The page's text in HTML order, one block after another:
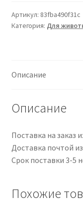
NERA
600
Артикул: 83fba490f31c
Категория: Для
Описание
Описание
Поставка на заказ
Доставка почтой
Срок поставки 3-5
Похожие